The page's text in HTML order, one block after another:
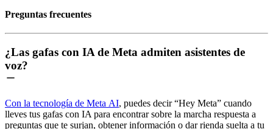
Preguntas frecuentes
¿Las gafas con IA de Meta admiten asistentes de
voz?
Con la tecnología de Meta AI, puedes decir “Hey Meta” cuando
lleves tus gafas con IA para encontrar sobre la marcha respuesta a
preguntas que te surjan, obtener información o dar rienda suelta a tu